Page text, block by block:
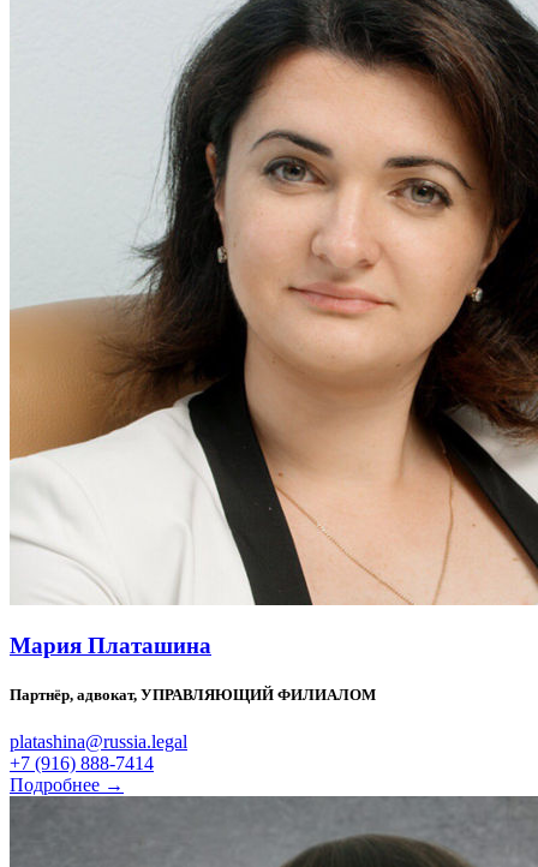
Мария Платашина
Партнёр, адвокат, УПРАВЛЯЮЩИЙ ФИЛИАЛОМ
platashina@russia.legal
+7 (916) 888-7414
Подробнее →